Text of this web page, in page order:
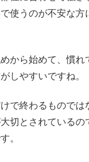
使うのが不安な方
から始めて、慣れ
しやすいですね。
で終わるものでは
切とされているの
。